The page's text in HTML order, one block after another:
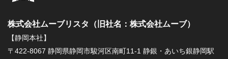
株式会社ムーブリスタ（旧社名：株式会社ムーブ）
【静岡本社】
〒422-8067 静岡県静岡市駿河区南町11-1 静銀・あいち銀静岡駅